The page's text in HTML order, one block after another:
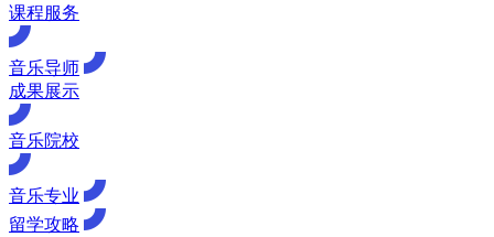
课程服务
音乐导师
成果展示
音乐院校
音乐专业
留学攻略